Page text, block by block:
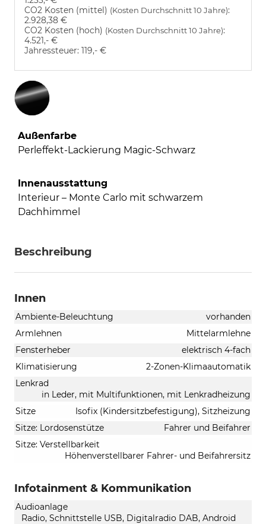
CO2 Kosten (mittel) (Kosten Durchschnitt 10 Jahre):
2.928,38 €
CO2 Kosten (hoch) (Kosten Durchschnitt 10 Jahre):
4.521,- €
Jahressteuer: 119,- €
Außenfarbe
Perleffekt-Lackierung Magic-Schwarz
Innenausstattung
Interieur – Monte Carlo mit schwarzem
Dachhimmel
Beschreibung
Innen
Ambiente-Beleuchtung
vorhanden
Armlehnen
Mittelarmlehne
Fensterheber
elektrisch 4-fach
Klimatisierung
2-Zonen-Klimaautomatik
Lenkrad
in Leder, mit Multifunktionen, mit Lenkradheizung
Sitze
Isofix (Kindersitzbefestigung), Sitzheizung
Sitze: Lordosenstütze
Fahrer und Beifahrer
Sitze: Verstellbarkeit
Höhenverstellbarer Fahrer- und Beifahrersitz
Infotainment & Kommunikation
Audioanlage
Radio, Schnittstelle USB, Digitalradio DAB, Android